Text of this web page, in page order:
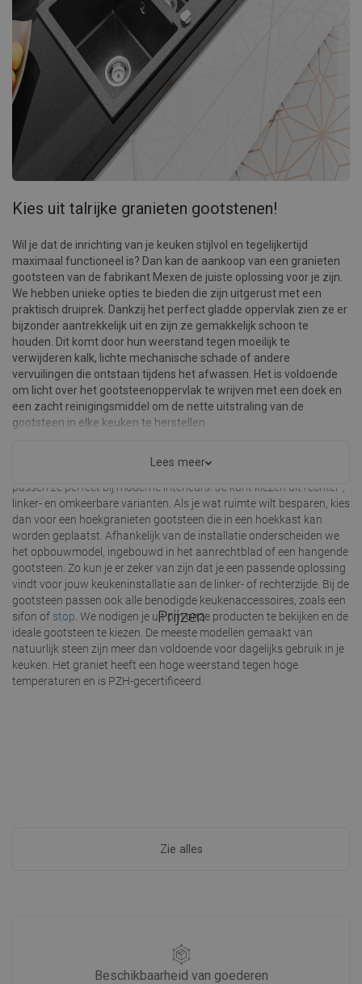
Kies uit talrijke granieten gootstenen!
Wil je dat de inrichting van je keuken stijlvol en tegelijkertijd
maximaal functioneel is? Dan kan de aankoop van een granieten
gootsteen van de fabrikant Mexen de juiste oplossing voor je zijn.
We hebben unieke opties te bieden die zijn uitgerust met een
praktisch druiprek. Dankzij het perfect gladde oppervlak zien ze er
bijzonder aantrekkelijk uit en zijn ze gemakkelijk schoon te
houden. Dit komt door hun weerstand tegen moeilijk te
verwijderen kalk, lichte mechanische schade of andere
vervuilingen die ontstaan tijdens het afwassen. Het is voldoende
om licht over het gootsteenoppervlak te wrijven met een doek en
een zacht reinigingsmiddel om de nette uitstraling van de
gootsteen in elke keuken te herstellen.
De onmiskenbare voordelen van onze gootstenen zijn het prachtige
passen ze perfect bij moderne interieurs. Je kunt kiezen uit rechter-,
linker- en omkeerbare varianten. Als je wat ruimte wilt besparen, kies
dan voor een hoekgranieten gootsteen die in een hoekkast kan
worden geplaatst. Afhankelijk van de installatie onderscheiden we
het opbouwmodel, ingebouwd in het aanrechtblad of een hangende
gootsteen. Zo kun je er zeker van zijn dat je een passende oplossing
vindt voor jouw keukeninstallatie aan de linker- of rechterzijde. Bij de
gootsteen passen ook alle benodigde keukenaccessoires, zoals een
sifon of stop . We nodigen je uit om onze producten te bekijken en de
ideale gootsteen te kiezen. De meeste modellen gemaakt van
natuurlijk steen zijn meer dan voldoende voor dagelijks gebruik in je
keuken. Het graniet heeft een hoge weerstand tegen hoge
temperaturen en is PZH-gecertificeerd.
Lees meer
Prijzen
Zie alles
Beschikbaarheid van goederen